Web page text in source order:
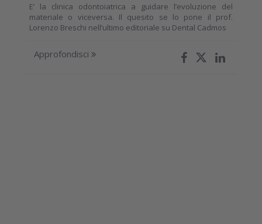
E’ la clinica odontoiatrica a guidare l’evoluzione del
materiale o viceversa. Il quesito se lo pone il prof.
Lorenzo Breschi nell’ultimo editoriale su Dental Cadmos
Approfondisci